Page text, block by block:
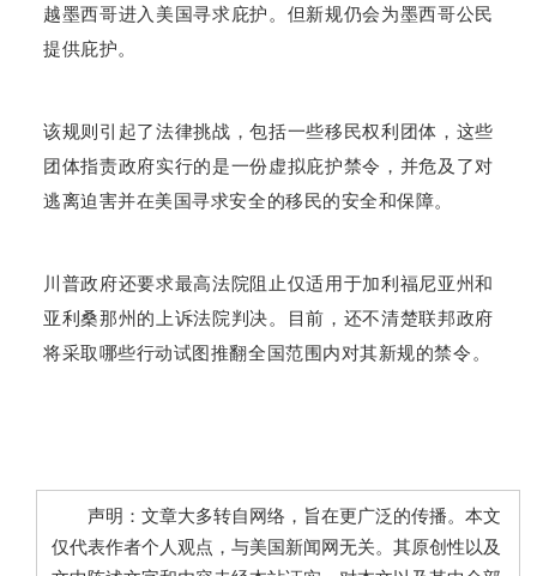
越墨西哥进入美国寻求庇护。 但新规仍会为墨西哥公民
提供庇护。
该规则引起了法律挑战，包括一些移民权利团体，这些
团体指责政府实行的是一份虚拟庇护禁令，并危及了对
逃离迫害并在美国寻求安全的移民的安全和保障。
川普政府还要求最高法院阻止仅适用于加利福尼亚州和
亚利桑那州的上诉法院判决。
目前，还不清楚联邦政府
将采取哪些行动试图推翻全国范围内对其新规的禁令。
声明：文章大多转自网络，旨在更广泛的传播。本文
仅代表作者个人观点，与美国新闻网无关。其原创性以及